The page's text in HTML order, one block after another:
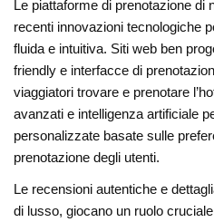
Le piattaforme di prenotazione di
recenti innovazioni tecnologiche
fluida e intuitiva. Siti web ben
friendly e interfacce di
viaggiatori trovare e prenotare
avanzati e intelligenza artificiale
personalizzate basate sulle
prenotazione degli utenti.
Le recensioni autentiche e
di lusso, giocano un ruolo